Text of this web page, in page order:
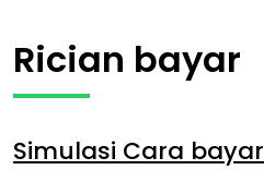
Rician bayar
Simulasi Cara bayar